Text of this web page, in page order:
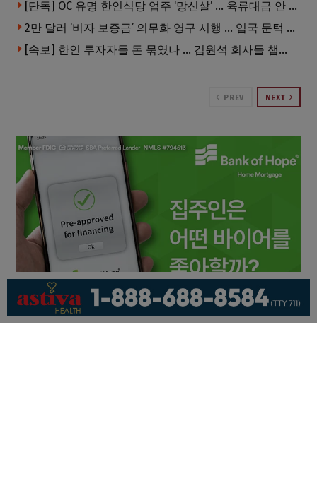
[단독] OC 유명 한인식당 업주 ‘망신살’ … 육류대금 안 갚자 식당서 공개추심
2만 달러 ‘비자 보증금’ 의무화 영구 시행 … 입국 문턱 더 높아진다.
[속보] 한인 투자자들 돈 묶였나 … 김원석 회사들 챕터7 강제파산·자진파산 잇따라 신청
PREV NEXT